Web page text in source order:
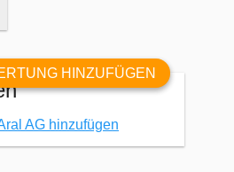
HINZUFÜGEN
AG hinzufügen